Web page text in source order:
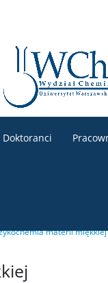
Doktoranci
materii miękkiej